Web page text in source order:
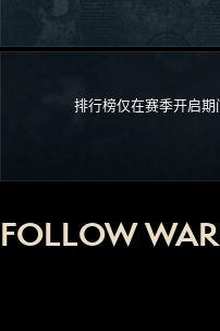
排行榜仅在赛季开启期
FOLLOW